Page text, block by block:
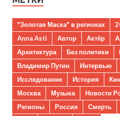
"Золотая Маска" в регионах
Anna Asti
Автор Актёр
Архитектура
Без политики
Владимир Путин
Интервью
Исследование
История
Москва
Музыка Новости
Регионы
Россия Смерть